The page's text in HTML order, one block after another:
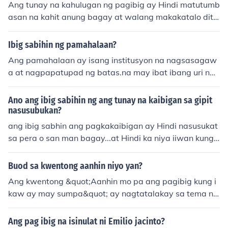
kapisan at pag kakaisa, at ang kabuhayan ay matutula
d sa isang dahon ng kahoy na niluoy ng init at tinangay
ng hanging mabilis. Ang tunay na pag-ibig ay walang i
ba kundi yaong makaaakay sa Tao sa mga dakilang ga
isang kaibigan—kung sino ang handang tumulong at m
anindigan. Ang mga kaibigang ito ay nagbibigay ng su
porta at lakas, na nagpapatunay ng kanilang katapata
n at pagmamahal.
Ang tunay na kahulugan ng pagibig ay Hindi matutumb
asan na kahit anung bagay at walang makakatalo dito
, kung may makakatalo man dito ibig sabihin nito na Hi
ndi mo ito pinahahalagahan
Ibig sabihin ng pamahalaan?
Ang pamahalaan ay isang institusyon na nagsasagaw
a at nagpapatupad ng batas.na may ibat ibang uri ng
pamahalaan ayon sa kapangyarihan.
Ano ang ibig sabihin ng ang tunay na kaibigan sa gipit
nasusubukan?
ang ibig sabhin ang pagkakaibigan ay Hindi nasusukat
sa pera o san man bagay...at Hindi ka niya iiwan kung k
ailangan mo ng tulong sa kanya
Buod sa kwentong aanhin niyo yan?
Ang kwentong &quot;Aanhin mo pa ang pagibig kung i
kaw ay may sumpa&quot; ay nagtatalakay sa tema ng
pag-ibig at sumpa. Ito'y tungkol sa dalawang taong pi
nagtagpo ng tadhana ngunit may sumpa na hindi pina
Ang pag ibig na isinulat ni Emilio jacinto?